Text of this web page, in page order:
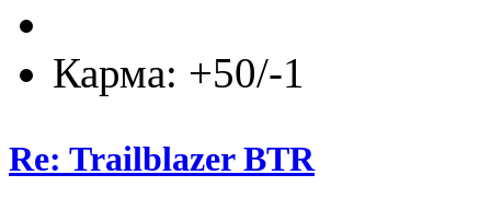
Карма: +50/-1
Re: Trailblazer BTR